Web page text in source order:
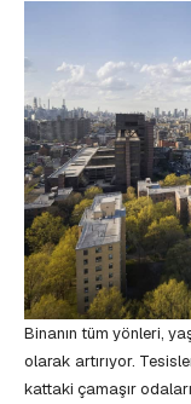
Binanın tüm yönleri,
olarak artırıyor.
kattaki çamaşır